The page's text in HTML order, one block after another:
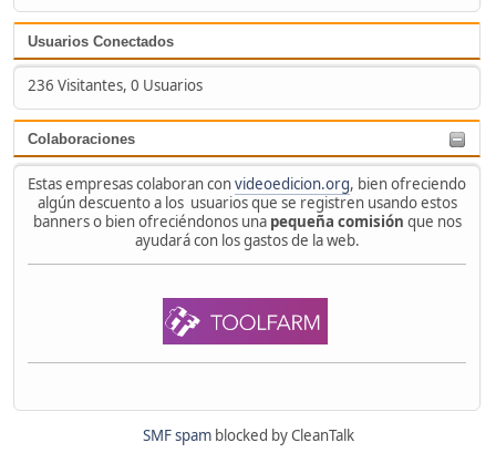
Usuarios Conectados
236 Visitantes, 0 Usuarios
Colaboraciones
Estas empresas colaboran convideoedicion.org, bien ofreciendo
algún descuento a los usuarios que se registren usando estos
banners o bien ofreciéndonos una pequeña comisión que nos
ayudará con los gastos de la web.
SMF spamblocked by CleanTalk